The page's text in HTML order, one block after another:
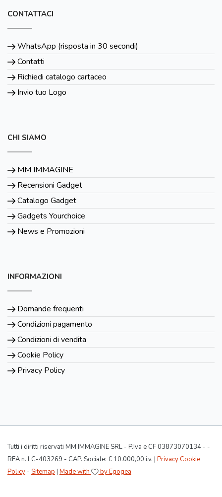
CONTATTACI
WhatsApp (risposta in 30 secondi)
Contatti
Richiedi catalogo cartaceo
Invio tuo Logo
CHI SIAMO
MM IMMAGINE
Recensioni Gadget
Catalogo Gadget
Gadgets Yourchoice
News e Promozioni
INFORMAZIONI
Domande frequenti
Condizioni pagamento
Condizioni di vendita
Cookie Policy
Privacy Policy
Tutti i diritti riservati MM IMMAGINE SRL - P.Iva e CF 03873070134 - -
REA n. LC-403269 - CAP. Sociale: € 10.000,00 i.v. | Privacy Cookie
Policy - Sitemap | Made with by Egogea